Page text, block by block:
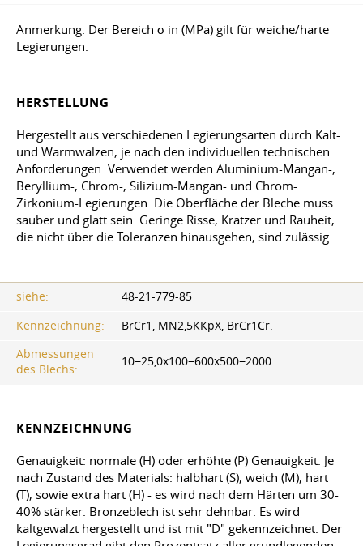
Anmerkung. Der Bereich σ in (MPa) gilt für weiche/harte
Legierungen.
HERSTELLUNG
Hergestellt aus verschiedenen Legierungsarten durch Kalt-
und Warmwalzen, je nach den individuellen technischen
Anforderungen. Verwendet werden Aluminium-Mangan-,
Beryllium-, Chrom-, Silizium-Mangan- und Chrom-
Zirkonium-Legierungen. Die Oberfläche der Bleche muss
sauber und glatt sein. Geringe Risse, Kratzer und Rauheit,
die nicht über die Toleranzen hinausgehen, sind zulässig.
siehe:
48-21-779-85
Kennzeichnung:
BrCr1, MN2,5ККрХ, BrCr1Cr.
Abmessungen
des Blechs:
10−25,0x100−600x500−2000
KENNZEICHNUNG
Genauigkeit: normale (H) oder erhöhte (P) Genauigkeit. Je
nach Zustand des Materials: halbhart (S), weich (M), hart
(T), sowie extra hart (H) - es wird nach dem Härten um 30-
40% stärker. Bronzeblech ist sehr dehnbar. Es wird
kaltgewalzt hergestellt und ist mit "D" gekennzeichnet. Der